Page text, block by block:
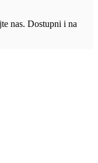
nas. Dostupni i na